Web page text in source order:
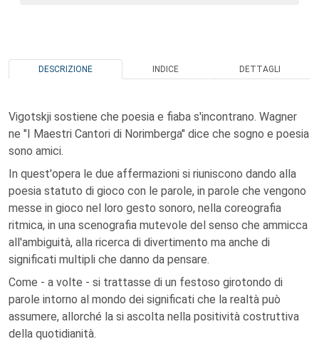
DESCRIZIONE INDICE DETTAGLI
Vigotskji sostiene che poesia e fiaba s'incontrano. Wagner
ne "I Maestri Cantori di Norimberga" dice che sogno e poesia
sono amici.
In quest'opera le due affermazioni si riuniscono dando alla
poesia statuto di gioco con le parole, in parole che vengono
messe in gioco nel loro gesto sonoro, nella coreografia
ritmica, in una scenografia mutevole del senso che ammicca
all'ambiguità, alla ricerca di divertimento ma anche di
significati multipli che danno da pensare.
Come - a volte - si trattasse di un festoso girotondo di
parole intorno al mondo dei significati che la realtà può
assumere, allorché la si ascolta nella positività costruttiva
della quotidianità.